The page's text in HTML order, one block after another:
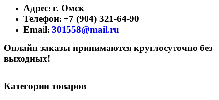
Адрес: г. Омск
Телефон: +7 (904) 321-64-90
Email: 301558@mail.ru
Онлайн заказы принимаются круглосуточно без
выходных!
Категории товаров